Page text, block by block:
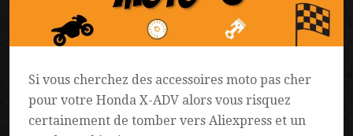
Si vous cherchez des accessoires moto pas cher
pour votre Honda X-ADV alors vous risquez
certainement de tomber vers Aliexpress et un